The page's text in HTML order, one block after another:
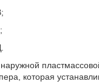
которая